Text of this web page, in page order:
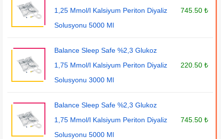
1,25 Mmol/l Kalsiyum Periton Diyaliz
Solusyonu 5000 Ml
745.50 ₺
Balance Sleep Safe %2,3 Glukoz
1,75 Mmol/l Kalsiyum Periton Diyaliz
Solusyonu 3000 Ml
220.50 ₺
Balance Sleep Safe %2,3 Glukoz
1,75 Mmol/l Kalsiyum Periton Diyaliz
Solusyonu 5000 Ml
745.50 ₺